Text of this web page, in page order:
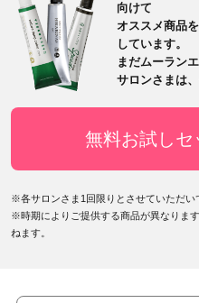
向けて
オススメ商品
しています。
まだムーラン
サロンさまは、
無料お試しセ
※各サロンさま1回限りとさせていただい
※時期によりご提供する商品が異なりま
ねます。